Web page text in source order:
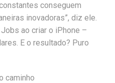
conseguem
inovadoras”, diz ele.
ao criar o iPhone –
E o resultado? Puro
caminho